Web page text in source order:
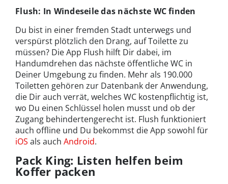
Flush: In Windeseile das nächste WC finden
Du bist in einer fremden Stadt unterwegs und
verspürst plötzlich den Drang, auf Toilette zu
müssen? Die App Flush hilft Dir dabei, im
Handumdrehen das nächste öffentliche WC in
Deiner Umgebung zu finden. Mehr als 190.000
Toiletten gehören zur Datenbank der Anwendung,
die Dir auch verrät, welches WC kostenpflichtig ist,
wo Du einen Schlüssel holen musst und ob der
Zugang behindertengerecht ist. Flush funktioniert
auch offline und Du bekommst die App sowohl für
iOS als auch Android.
Pack King: Listen helfen beim
Koffer packen